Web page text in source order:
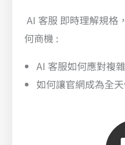
AI 客服 即時理解規格
何商機 :
AI 客服如何應對複
如何讓官網成為全